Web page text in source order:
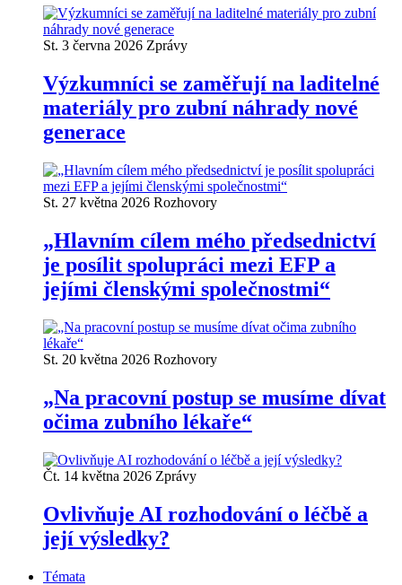
St. 3 června 2026 Zprávy
Výzkumníci se zaměřují na laditelné
materiály pro zubní náhrady nové
generace
St. 27 května 2026 Rozhovory
„Hlavním cílem mého předsednictví
je posílit spolupráci mezi EFP a
jejími členskými společnostmi“
St. 20 května 2026 Rozhovory
„Na pracovní postup se musíme dívat
očima zubního lékaře“
Čt. 14 května 2026 Zprávy
Ovlivňuje AI rozhodování o léčbě a
její výsledky?
Témata